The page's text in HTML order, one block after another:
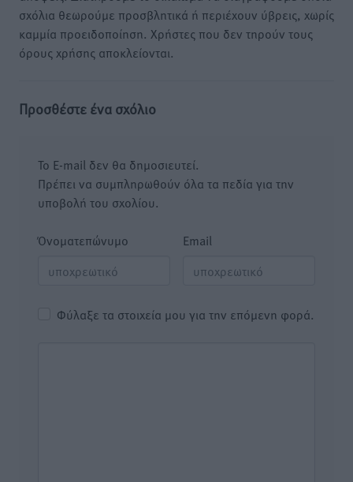
σχόλια θεωρούμε προσβλητικά ή περιέχουν ύβρεις, χωρίς
καμμία προειδοποίηση. Χρήστες που δεν τηρούν τους
όρους χρήσης αποκλείονται.
Προσθέστε ένα σχόλιο
Το E-mail δεν θα δημοσιευτεί.
Πρέπει να συμπληρωθούν όλα τα πεδία για την
υποβολή του σχολίου.
Όνοματεπώνυμο Email
Φύλαξε τα στοιχεία μου για την επόμενη φορά.